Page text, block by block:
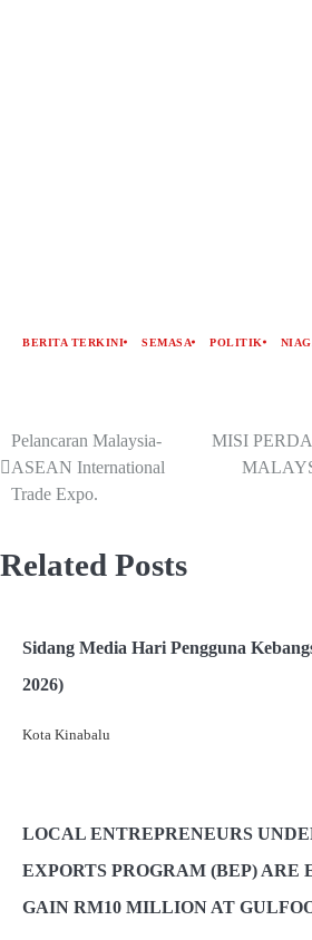
BERITA TERKINI SEMASA POLITIK
Pelancaran Malaysia-
ASEAN International
Trade Expo.
MISI
Related Posts
Sidang Media Hari Pengguna
2026)
Kota Kinabalu
LOCAL ENTREPRENEURS
EXPORTS PROGRAM (BEP) ARE
GAIN RM10 MILLION AT